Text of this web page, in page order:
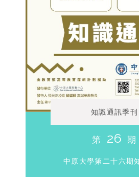
知識通訊季刊
第 26 期
中原大學第二十六期